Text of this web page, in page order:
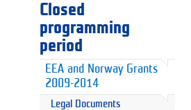
Closed
programming
period
EEA and Norway Grants
2009-2014
Legal Documents